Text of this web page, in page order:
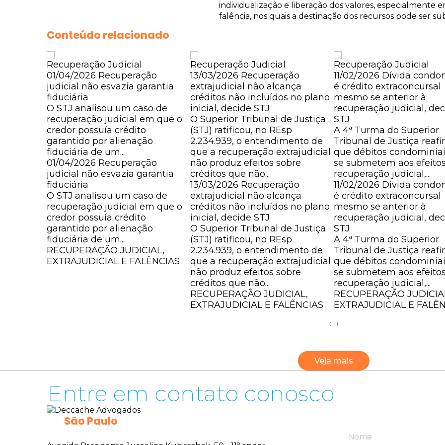
individualização e liberação dos valores, especialmente
falência, nos quais a destinação dos recursos pode ser
Conteúdo relacionado
Recuperação Judicial
01/04/2026 Recuperação
judicial não esvazia garantia
fiduciária
O STJ analisou um caso de
recuperação judicial em que o
credor possuía crédito
garantido por alienação
fiduciária de um...
01/04/2026 Recuperação
judicial não esvazia garantia
fiduciária
O STJ analisou um caso de
recuperação judicial em que o
credor possuía crédito
garantido por alienação
fiduciária de um...
RECUPERAÇÃO JUDICIAL,
EXTRAJUDICIAL E FALÊNCIAS
Recuperação Judicial
13/03/2026 Recuperação
extrajudicial não alcança
créditos não incluídos no plano
inicial, decide STJ
O Superior Tribunal de Justiça
(STJ) ratificou, no REsp
2.234.939, o entendimento de
que a recuperação extrajudicial
não produz efeitos sobre
créditos que não...
13/03/2026 Recuperação
extrajudicial não alcança
créditos não incluídos no plano
inicial, decide STJ
O Superior Tribunal de Justiça
(STJ) ratificou, no REsp
2.234.939, o entendimento de
que a recuperação extrajudicial
não produz efeitos sobre
créditos que não...
RECUPERAÇÃO JUDICIAL,
EXTRAJUDICIAL E FALÊNCIAS
Recuperação Judicial
11/02/2026 Dívida
é crédito extraconcursal
mesmo se anterior à
recuperação judicial,
STJ
A 4ª Turma do Superior
Tribunal de Justiça
que débitos
se submetem aos
recuperação judicial,...
11/02/2026 Dívida
é crédito extraconcursal
mesmo se anterior à
recuperação judicial,
STJ
A 4ª Turma do Superior
Tribunal de Justiça
que débitos
se submetem aos
recuperação judicial,...
RECUPERAÇÃO
EXTRAJUDICIAL E
‹ ›
Veja mais
Entre em contato conosco
São Paulo